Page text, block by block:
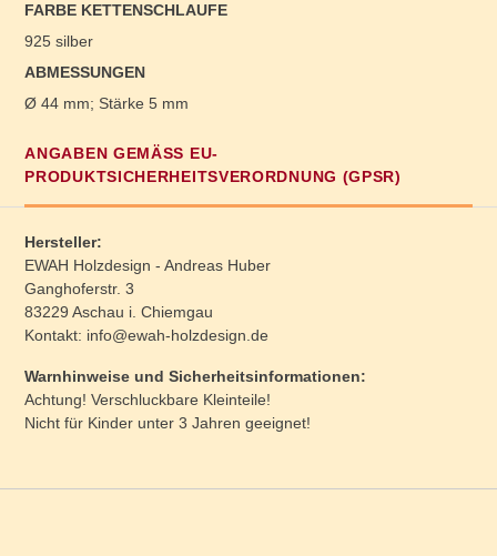
FARBE KETTENSCHLAUFE
925 silber
ABMESSUNGEN
Ø 44 mm; Stärke 5 mm
ANGABEN GEMÄSS EU-P
RODUKTSICHERHEITSVERORDNUNG (GPSR)
Hersteller:
EWAH Holzdesign - Andreas Huber
Ganghoferstr. 3
83229 Aschau i. Chiemgau
Kontakt: info@ewah-holzdesign.de
Warnhinweise und Sicherheitsinformationen:
Achtung! Verschluckbare Kleinteile!
Nicht für Kinder unter 3 Jahren geeignet!